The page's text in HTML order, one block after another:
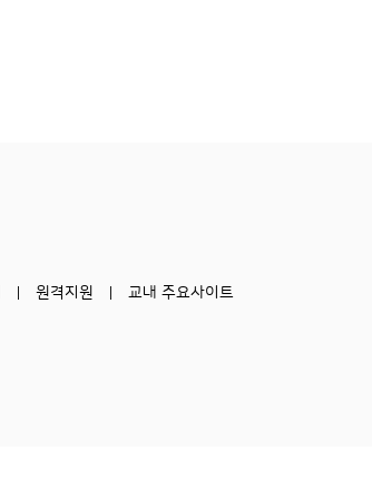
원격지원 교내 주요사이트